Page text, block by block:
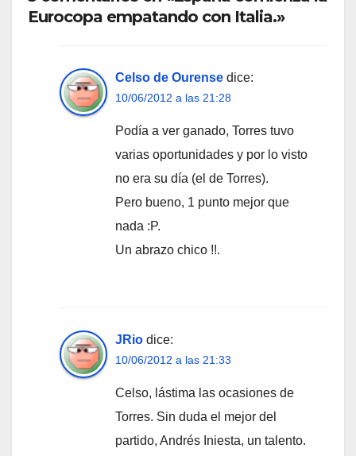
Eurocopa empatando con Italia.»
Celso de Ourense dice:
10/06/2012 a las 21:28
Podía a ver ganado, Torres tuvo
varias oportunidades y por lo visto
no era su día (el de Torres).
Pero bueno, 1 punto mejor que
nada :P.
Un abrazo chico !!.
JRio dice:
10/06/2012 a las 21:33
Celso, lástima las ocasiones de
Torres. Sin duda el mejor del
partido, Andrés Iniesta, un talento.